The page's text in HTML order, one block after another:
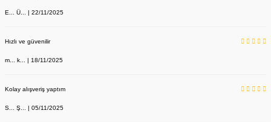
E... Ü... | 22/11/2025
Hızlı ve güvenilir
m... k... | 18/11/2025
Kolay alışveriş yaptım
S... Ş... | 05/11/2025